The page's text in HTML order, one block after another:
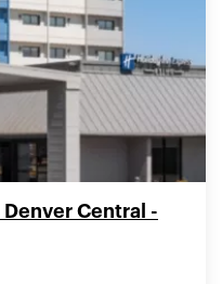
Denver Central -